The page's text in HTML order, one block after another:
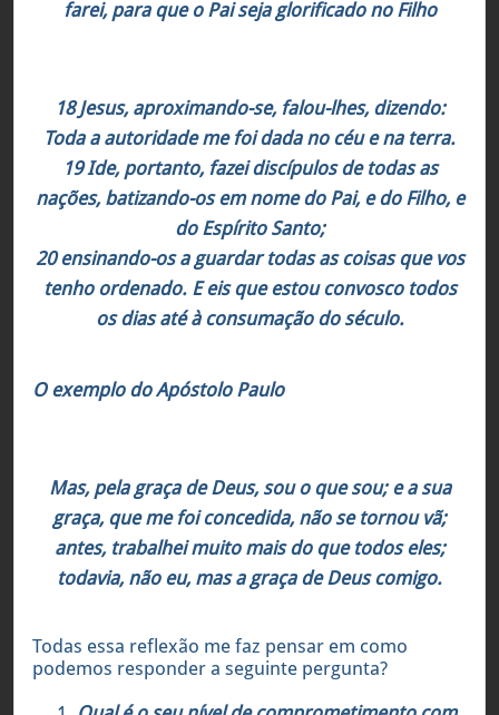
farei, para que o Pai seja glorificado no Filho
18 Jesus, aproximando-se, falou-lhes, dizendo:
Toda a autoridade me foi dada no céu e na terra.
19 Ide, portanto, fazei discípulos de todas as
nações, batizando-os em nome do Pai, e do Filho, e
do Espírito Santo;
20 ensinando-os a guardar todas as coisas que vos
tenho ordenado. E eis que estou convosco todos
os dias até à consumação do século.
O exemplo do Apóstolo Paulo
Mas, pela graça de Deus, sou o que sou; e a sua
graça, que me foi concedida, não se tornou vã;
antes, trabalhei muito mais do que todos eles;
todavia, não eu, mas a graça de Deus comigo.
Todas essa reflexão me faz pensar em como
podemos responder a seguinte pergunta?